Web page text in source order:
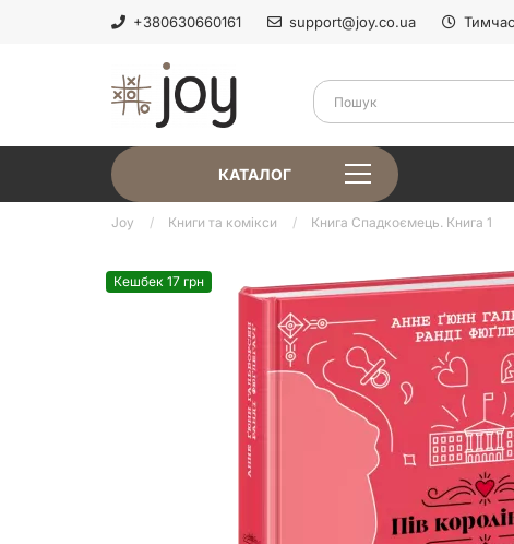
+380630660161 support@joy.co.ua
КАТАЛОГ
Joy Книги та комікси Книга Спадкоємець. Книга 1
Кешбек 17 грн